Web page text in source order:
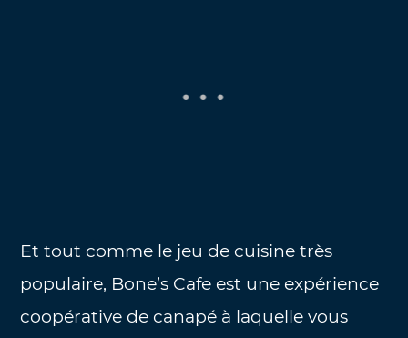
Et tout comme le jeu de cuisine très
populaire, Bone’s Cafe est une expérience
coopérative de canapé à laquelle vous